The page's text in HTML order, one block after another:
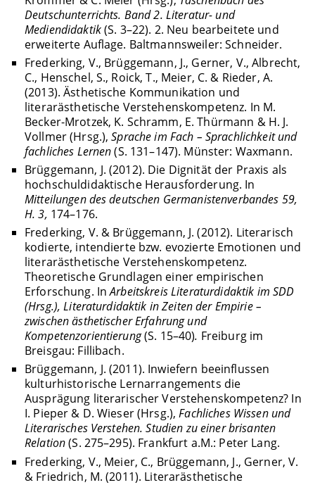
Deutschunterrichts. Band 2. Literatur- und
Mediendidaktik(S. 3–22). 2. Neu bearbeitete und
erweiterte Auflage. Baltmannsweiler: Schneider.
Frederking, V., Brüggemann, J., Gerner, V., Albrecht,
C., Henschel, S., Roick, T., Meier, C. & Rieder, A.
(2013). Ästhetische Kommunikation und
literarästhetische Verstehenskompetenz. In M.
Becker-Mrotzek, K. Schramm, E. Thürmann & H. J.
Vollmer (Hrsg.),Sprache im Fach – Sprachlichkeit und
fachliches Lernen(S. 131–147). Münster: Waxmann.
Brüggemann, J. (2012). Die Dignität der Praxis als
hochschuldidaktische Herausforderung. In
Mitteilungen des deutschen Germanistenverbandes 59,
H. 3, 174–176.
Frederking, V. & Brüggemann, J. (2012). Literarisch
kodierte, intendierte bzw. evozierte Emotionen und
literarästhetische Verstehenskompetenz.
Theoretische Grundlagen einer empirischen
Erforschung. InArbeitskreis Literaturdidaktik im SDD
(Hrsg.), Literaturdidaktik in Zeiten der Empirie –
zwischen ästhetischer Erfahrung und
Kompetenzorientierung(S. 15–40). Freiburg im
Breisgau: Fillibach.
Brüggemann, J. (2011). Inwiefern beeinflussen
kulturhistorische Lernarrangements die
Ausprägung literarischer Verstehenskompetenz? In
I. Pieper & D. Wieser (Hrsg.),Fachliches Wissen und
Literarisches Verstehen. Studien zu einer brisanten
Relation(S. 275–295). Frankfurt a.M.: Peter Lang.
Frederking, V., Meier, C., Brüggemann, J., Gerner, V.
& Friedrich, M. (2011). Literarästhetische